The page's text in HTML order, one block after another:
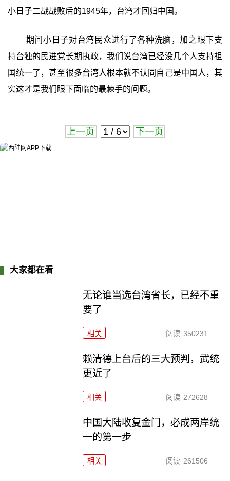
小日子二战战败后的1945年，台湾才回归中国。
期间小日子对台湾民众进行了各种洗脑，加之眼下支
持台独的民进党长期执政，我们说台湾已经没几个人支持祖
国统一了，甚至很多台湾人根本就不认同自己是中国人，其
实这才是我们眼下面临的最棘手的问题。
上一页 下一页
大家都在看
无论谁当选台湾省长，已经不重
要了
相关 阅读 350231
赖清德上台后的三大预判，武统
更近了
相关 阅读 272628
中国大陆收复金门，必成两岸统
一的第一步
相关 阅读 261506